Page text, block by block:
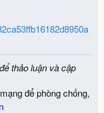
thảo luận và cập
để phòng chống,